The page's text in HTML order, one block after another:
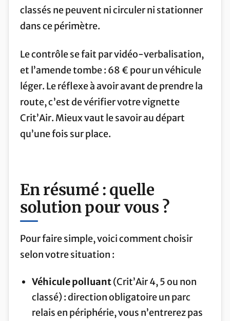
classés ne peuvent ni circuler ni stationner
dans ce périmètre.
Le contrôle se fait par vidéo-verbalisation,
et l’amende tombe : 68 € pour un véhicule
léger. Le réflexe à avoir avant de prendre la
route, c’est de vérifier votre vignette
Crit’Air. Mieux vaut le savoir au départ
qu’une fois sur place.
En résumé : quelle
solution pour vous ?
Pour faire simple, voici comment choisir
selon votre situation :
Véhicule polluant(Crit’Air 4, 5 ou non
classé) : direction obligatoire un parc
relais en périphérie, vous n’entrerez pas